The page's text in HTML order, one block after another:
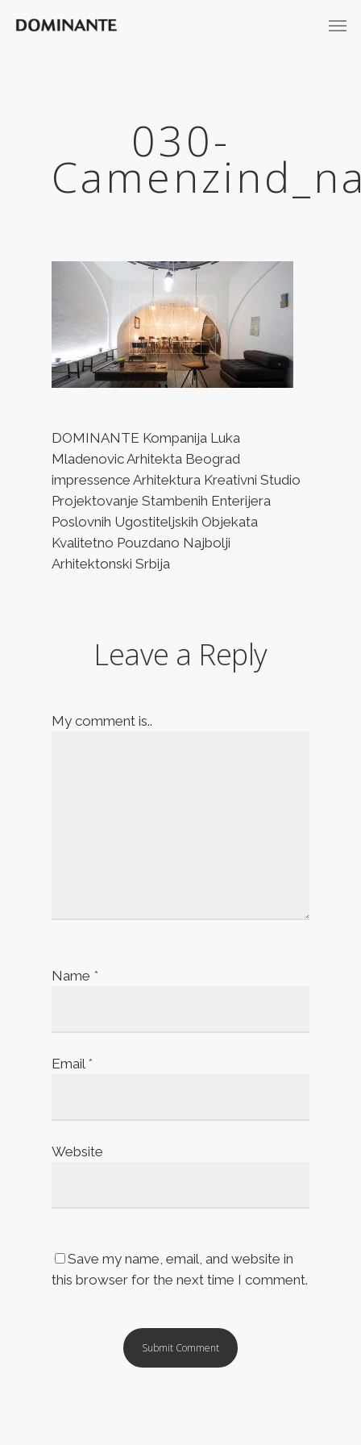
030-
DOMINANTE Kompanija Luka
Mladenovic Arhitekta Beograd
impressence Arhitektura Kreativni Studio
Projektovanje Stambenih Enterijera
Poslovnih Ugostiteljskih Objekata
Kvalitetno Pouzdano Najbolji
Arhitektonski Srbija
Leave a Reply
My comment is..
Name *
Email *
Website
Save my name, email, and website in
this browser for the next time I comment.